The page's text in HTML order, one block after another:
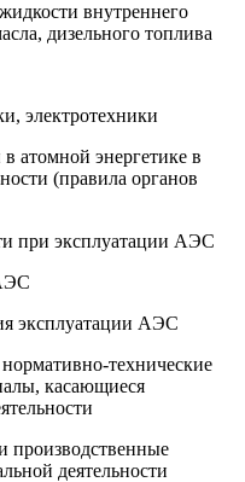
внутреннего
дизельного топлива
электротехники
атомной энергетике в
(правила органов
при эксплуатации АЭС
эксплуатации АЭС
технические
касающиеся
производственные
деятельности